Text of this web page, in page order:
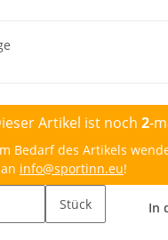
Artikel ist noch 2-
Bedarf des Artikels
info@sportinn.eu!
Stück In